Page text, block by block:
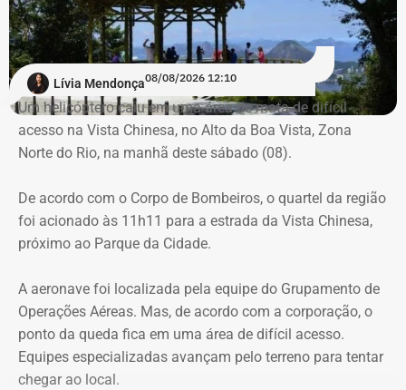
criança de 2 anos — Foto: Reprodução.
O pedido de Búzios à Justiça
Em caráter urgente, antes da apresentação da defesa das
empresas, a prefeitura solicitou:
Preservação integral dos registros dos nove perfis;
mobilizados.
Para dar apoio às buscas do Corpo de Bombeiros, o
ICMBio informou que um pequeno e restrito trecho da
Estrada da Vista Chinesa, em frente ao pagode chinês da
Vista Chinesa, foi interditado. A Vista Chinesa fica dentro
do Parque Nacional da Tijuca
Lívia Mendonça08/08/2026 12:10
Um helicóptero caiu em uma área de mata de difícil
acesso na Vista Chinesa, no Alto da Boa Vista, Zona
Norte do Rio, na manhã deste sábado (08).
De acordo com o Corpo de Bombeiros, o quartel da região
foi acionado às 11h11 para a estrada da Vista Chinesa,
próximo ao Parque da Cidade.
A aeronave foi localizada pela equipe do Grupamento de
Operações Aéreas. Mas, de acordo com a corporação, o
ponto da queda fica em uma área de difícil acesso.
Equipes especializadas avançam pelo terreno para tentar
chegar ao local.